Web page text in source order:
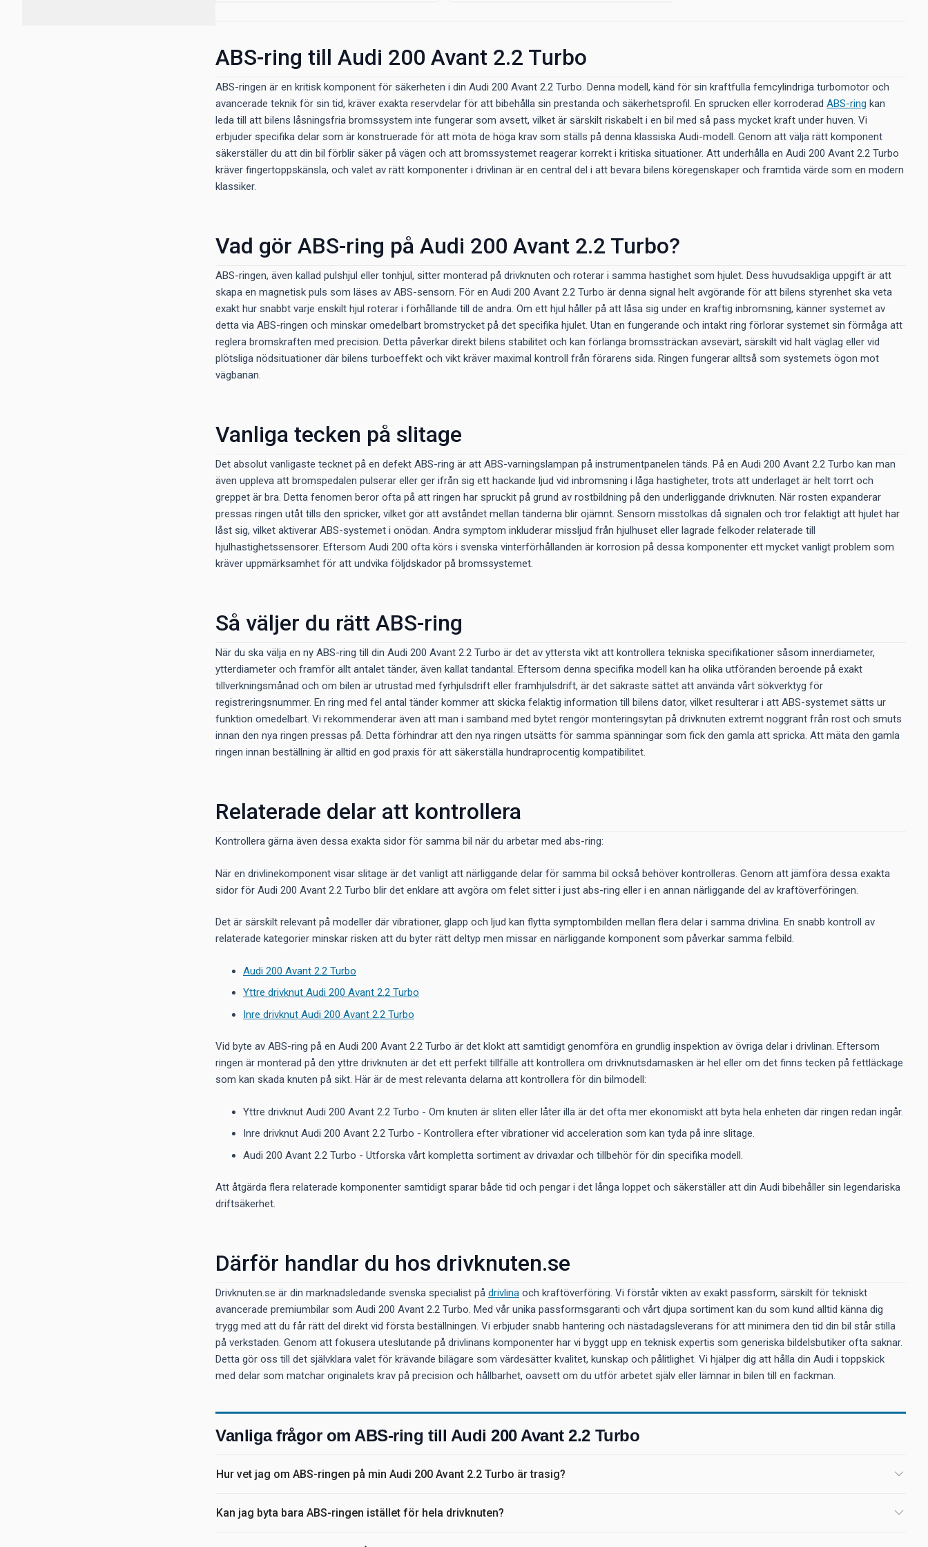
ABS-ring till Audi 200 Avant 2.2 Turbo
ABS-ringen är en kritisk komponent för säkerheten i din Audi 200 Avant 2.2 Turbo. Denna modell, känd för sin kraftfulla femcylindriga turbomotor och
avancerade teknik för sin tid, kräver exakta reservdelar för att bibehålla sin prestanda och säkerhetsprofil. En sprucken eller korroderad ABS-ring kan
leda till att bilens låsningsfria bromssystem inte fungerar som avsett, vilket är särskilt riskabelt i en bil med så pass mycket kraft under huven. Vi
erbjuder specifika delar som är konstruerade för att möta de höga krav som ställs på denna klassiska Audi-modell. Genom att välja rätt komponent
säkerställer du att din bil förblir säker på vägen och att bromssystemet reagerar korrekt i kritiska situationer. Att underhålla en Audi 200 Avant 2.2 Turbo
kräver fingertoppskänsla, och valet av rätt komponenter i drivlinan är en central del i att bevara bilens köregenskaper och framtida värde som en modern
klassiker.
Vad gör ABS-ring på Audi 200 Avant 2.2 Turbo?
ABS-ringen, även kallad pulshjul eller tonhjul, sitter monterad på drivknuten och roterar i samma hastighet som hjulet. Dess huvudsakliga uppgift är att
skapa en magnetisk puls som läses av ABS-sensorn. För en Audi 200 Avant 2.2 Turbo är denna signal helt avgörande för att bilens styrenhet ska veta
exakt hur snabbt varje enskilt hjul roterar i förhållande till de andra. Om ett hjul håller på att låsa sig under en kraftig inbromsning, känner systemet av
detta via ABS-ringen och minskar omedelbart bromstrycket på det specifika hjulet. Utan en fungerande och intakt ring förlorar systemet sin förmåga att
reglera bromskraften med precision. Detta påverkar direkt bilens stabilitet och kan förlänga bromssträckan avsevärt, särskilt vid halt väglag eller vid
plötsliga nödsituationer där bilens turboeffekt och vikt kräver maximal kontroll från förarens sida. Ringen fungerar alltså som systemets ögon mot
vägbanan.
Vanliga tecken på slitage
Det absolut vanligaste tecknet på en defekt ABS-ring är att ABS-varningslampan på instrumentpanelen tänds. På en Audi 200 Avant 2.2 Turbo kan man
även uppleva att bromspedalen pulserar eller ger ifrån sig ett hackande ljud vid inbromsning i låga hastigheter, trots att underlaget är helt torrt och
greppet är bra. Detta fenomen beror ofta på att ringen har spruckit på grund av rostbildning på den underliggande drivknuten. När rosten expanderar
pressas ringen utåt tills den spricker, vilket gör att avståndet mellan tänderna blir ojämnt. Sensorn misstolkas då signalen och tror felaktigt att hjulet har
låst sig, vilket aktiverar ABS-systemet i onödan. Andra symptom inkluderar missljud från hjulhuset eller lagrade felkoder relaterade till
hjulhastighetssensorer. Eftersom Audi 200 ofta körs i svenska vinterförhållanden är korrosion på dessa komponenter ett mycket vanligt problem som
kräver uppmärksamhet för att undvika följdskador på bromssystemet.
Så väljer du rätt ABS-ring
När du ska välja en ny ABS-ring till din Audi 200 Avant 2.2 Turbo är det av yttersta vikt att kontrollera tekniska specifikationer såsom innerdiameter,
ytterdiameter och framför allt antalet tänder, även kallat tandantal. Eftersom denna specifika modell kan ha olika utföranden beroende på exakt
tillverkningsmånad och om bilen är utrustad med fyrhjulsdrift eller framhjulsdrift, är det säkraste sättet att använda vårt sökverktyg för
registreringsnummer. En ring med fel antal tänder kommer att skicka felaktig information till bilens dator, vilket resulterar i att ABS-systemet sätts ur
funktion omedelbart. Vi rekommenderar även att man i samband med bytet rengör monteringsytan på drivknuten extremt noggrant från rost och smuts
innan den nya ringen pressas på. Detta förhindrar att den nya ringen utsätts för samma spänningar som fick den gamla att spricka. Att mäta den gamla
ringen innan beställning är alltid en god praxis för att säkerställa hundraprocentig kompatibilitet.
Relaterade delar att kontrollera
Kontrollera gärna även dessa exakta sidor för samma bil när du arbetar med abs-ring:
När en drivlinekomponent visar slitage är det vanligt att närliggande delar för samma bil också behöver kontrolleras. Genom att jämföra dessa exakta
sidor för Audi 200 Avant 2.2 Turbo blir det enklare att avgöra om felet sitter i just abs-ring eller i en annan närliggande del av kraftöverföringen.
Det är särskilt relevant på modeller där vibrationer, glapp och ljud kan flytta symptombilden mellan flera delar i samma drivlina. En snabb kontroll av
relaterade kategorier minskar risken att du byter rätt deltyp men missar en närliggande komponent som påverkar samma felbild.
Audi 200 Avant 2.2 Turbo
Yttre drivknut Audi 200 Avant 2.2 Turbo
Inre drivknut Audi 200 Avant 2.2 Turbo
Vid byte av ABS-ring på en Audi 200 Avant 2.2 Turbo är det klokt att samtidigt genomföra en grundlig inspektion av övriga delar i drivlinan. Eftersom
ringen är monterad på den yttre drivknuten är det ett perfekt tillfälle att kontrollera om drivknutsdamasken är hel eller om det finns tecken på fettläckage
som kan skada knuten på sikt. Här är de mest relevanta delarna att kontrollera för din bilmodell:
Yttre drivknut Audi 200 Avant 2.2 Turbo - Om knuten är sliten eller låter illa är det ofta mer ekonomiskt att byta hela enheten där ringen redan ingår.
Inre drivknut Audi 200 Avant 2.2 Turbo - Kontrollera efter vibrationer vid acceleration som kan tyda på inre slitage.
Audi 200 Avant 2.2 Turbo - Utforska vårt kompletta sortiment av drivaxlar och tillbehör för din specifika modell.
Att åtgärda flera relaterade komponenter samtidigt sparar både tid och pengar i det långa loppet och säkerställer att din Audi bibehåller sin legendariska
driftsäkerhet.
Därför handlar du hos drivknuten.se
Drivknuten.se är din marknadsledande svenska specialist på drivlina och kraftöverföring. Vi förstår vikten av exakt passform, särskilt för tekniskt
avancerade premiumbilar som Audi 200 Avant 2.2 Turbo. Med vår unika passformsgaranti och vårt djupa sortiment kan du som kund alltid känna dig
trygg med att du får rätt del direkt vid första beställningen. Vi erbjuder snabb hantering och nästadagsleverans för att minimera den tid din bil står stilla
på verkstaden. Genom att fokusera uteslutande på drivlinans komponenter har vi byggt upp en teknisk expertis som generiska bildelsbutiker ofta saknar.
Detta gör oss till det självklara valet för krävande bilägare som värdesätter kvalitet, kunskap och pålitlighet. Vi hjälper dig att hålla din Audi i toppskick
med delar som matchar originalets krav på precision och hållbarhet, oavsett om du utför arbetet själv eller lämnar in bilen till en fackman.
Vanliga frågor om ABS-ring till Audi 200 Avant 2.2 Turbo
Hur vet jag om ABS-ringen på min Audi 200 Avant 2.2 Turbo är trasig?
Kan jag byta bara ABS-ringen istället för hela drivknuten?